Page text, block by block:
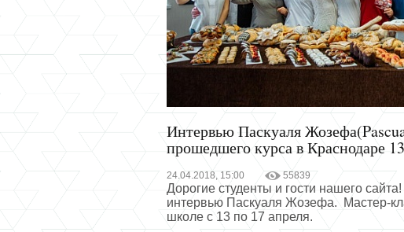
Интервью Паскуаля
прошедшего курса в Краснодаре
24.04.2018, 15:00 55839
Дорогие студенты и гости нашего
интервью Паскуаля Жозефа. Мастер-
школе с 13 по 17 апреля.